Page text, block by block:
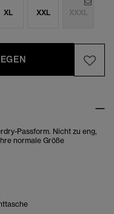
XL XXL XXXL
Passform. Nicht zu eng,
normale Größe